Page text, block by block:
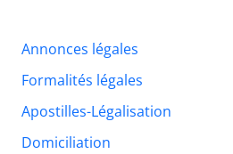
Annonces légales
Formalités légales
Apostilles-Légalisation
Domiciliation